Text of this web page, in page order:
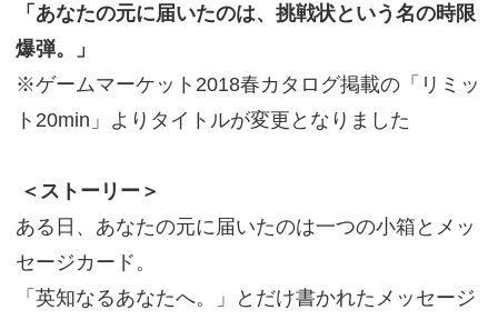
「あなたの元に届いたのは、挑戦状という名の時限
爆弾。」
※ゲームマーケット2018春カタログ掲載の「リミッ
ト20min」よりタイトルが変更となりました
＜ストーリー＞
ある日、あなたの元に届いたのは一つの小箱とメッ
セージカード。
「英知なるあなたへ。」とだけ書かれたメッセージ